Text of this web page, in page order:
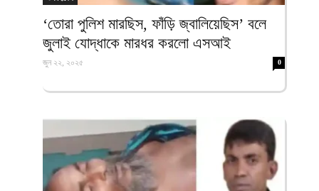
‘তোরা পুলিশ মারছিস, ফাঁড়ি জ্বালিয়েছিস’ বলে
জুলাই যোদ্ধাকে মারধর করলো এসআই
জুন ২২, ২০২৫ 0